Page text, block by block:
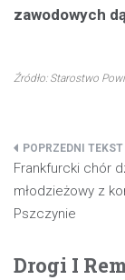
zawodowych
Źródło: Starostwo
wpisu
Frankfurcki chór
młodzieżowy z
Pszczynie
Drogi I